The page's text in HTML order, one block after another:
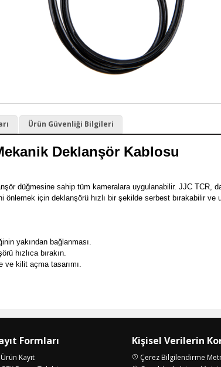
Ürün Güvenliği Bilgileri
Deklanşör Kablosu
düğmesine sahip tüm kameralara uygulanabilir. JJC TCR,
önlemek için deklanşörü hızlı bir şekilde serbest bırakabilir
yakından bağlanması.
hızlıca bırakın.
ve kilit açma tasarımı.
Formları
Ürün Kayıt
Kişisel Verilerin
Çerez Bilgilendirme